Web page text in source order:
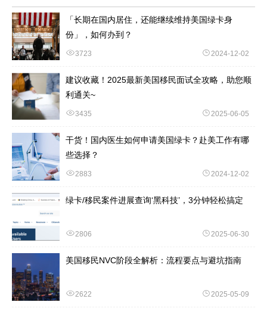
「长期在国内居住，还能继续维持美国绿卡身
份」，如何办到？
3723 2024-12-02
建议收藏！2025最新美国移民面试全攻略，助您顺
利通关~
3435 2025-06-05
干货！国内医生如何申请美国绿卡？赴美工作有哪
些选择？
2883 2024-12-02
绿卡/移民案件进展查询‘黑科技’，3分钟轻松搞定
2806 2025-06-30
美国移民NVC阶段全解析：流程要点与避坑指南
2622 2025-05-09